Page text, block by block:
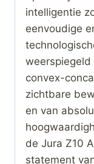
intelligentie
eenvoudige
convex-
zichtbare
en van
de Jura Z10
statement